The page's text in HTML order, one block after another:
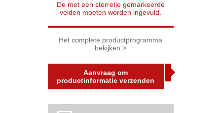
De met een sterretje gemarkeerde
velden moeten worden ingevuld.
Het complete productprogramma
bekijken >
Aanvraag om
productinformatie verzenden